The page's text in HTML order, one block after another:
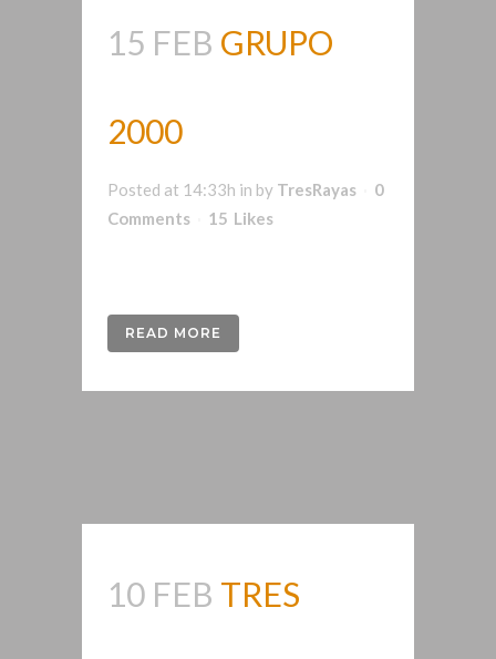
15 FEB GRUPO
2000
Posted at 14:33h in by TresRayas
0
Comments
15 Likes
READ MORE
10 FEB TRES